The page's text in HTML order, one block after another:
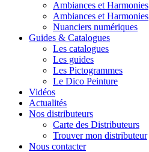
Ambiances et Harmonies
Ambiances et Harmonies
Nuanciers numériques
Guides & Catalogues
Les catalogues
Les guides
Les Pictogrammes
Le Dico Peinture
Vidéos
Actualités
Nos distributeurs
Carte des Distributeurs
Trouver mon distributeur
Nous contacter